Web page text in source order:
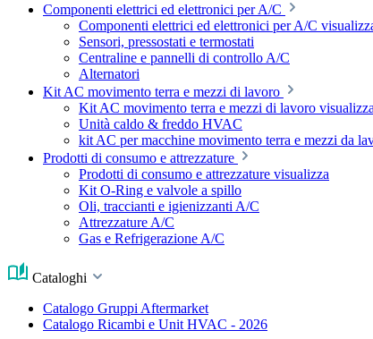
Componenti elettrici ed elettronici per A/C
Componenti elettrici ed elettronici per A/C
Sensori, pressostati e termostati
Centraline e pannelli di controllo A/C
Alternatori
Kit AC movimento terra e mezzi di lavoro
Kit AC movimento terra e mezzi di lavoro visualizza
Unità caldo & freddo HVAC
kit AC per macchine movimento terra e mezzi da
Prodotti di consumo e attrezzature
Prodotti di consumo e attrezzature visualizza
Kit O-Ring e valvole a spillo
Oli, traccianti e igienizzanti A/C
Attrezzature A/C
Gas e Refrigerazione A/C
Cataloghi
Catalogo Gruppi Aftermarket
Catalogo Ricambi e Unit HVAC - 2026